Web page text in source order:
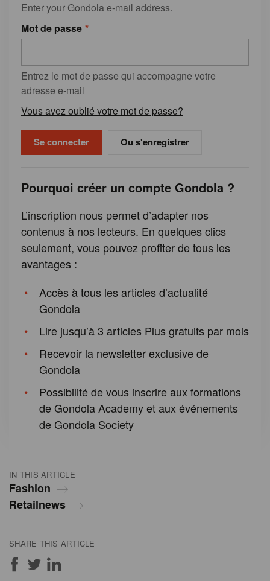
IN THIS ARTICLE
Fashion
Retailnews
SHARE THIS ARTICLE
Enter your Gondola e-mail address.
Mot de passe
Entrez le mot de passe qui accompagne votre
adresse e-mail
Vous avez oublié votre mot de passe?
Ou s'enregistrer
Pourquoi créer un compte Gondola ?
L’inscription nous permet d’adapter nos
contenus à nos lecteurs. En quelques clics
seulement, vous pouvez profiter de tous les
avantages :
Accès à tous les articles d’actualité
Gondola
Lire jusqu’à 3 articles Plus gratuits par mois
Recevoir la newsletter exclusive de
Gondola
Possibilité de vous inscrire aux formations
de Gondola Academy et aux événements
de Gondola Society